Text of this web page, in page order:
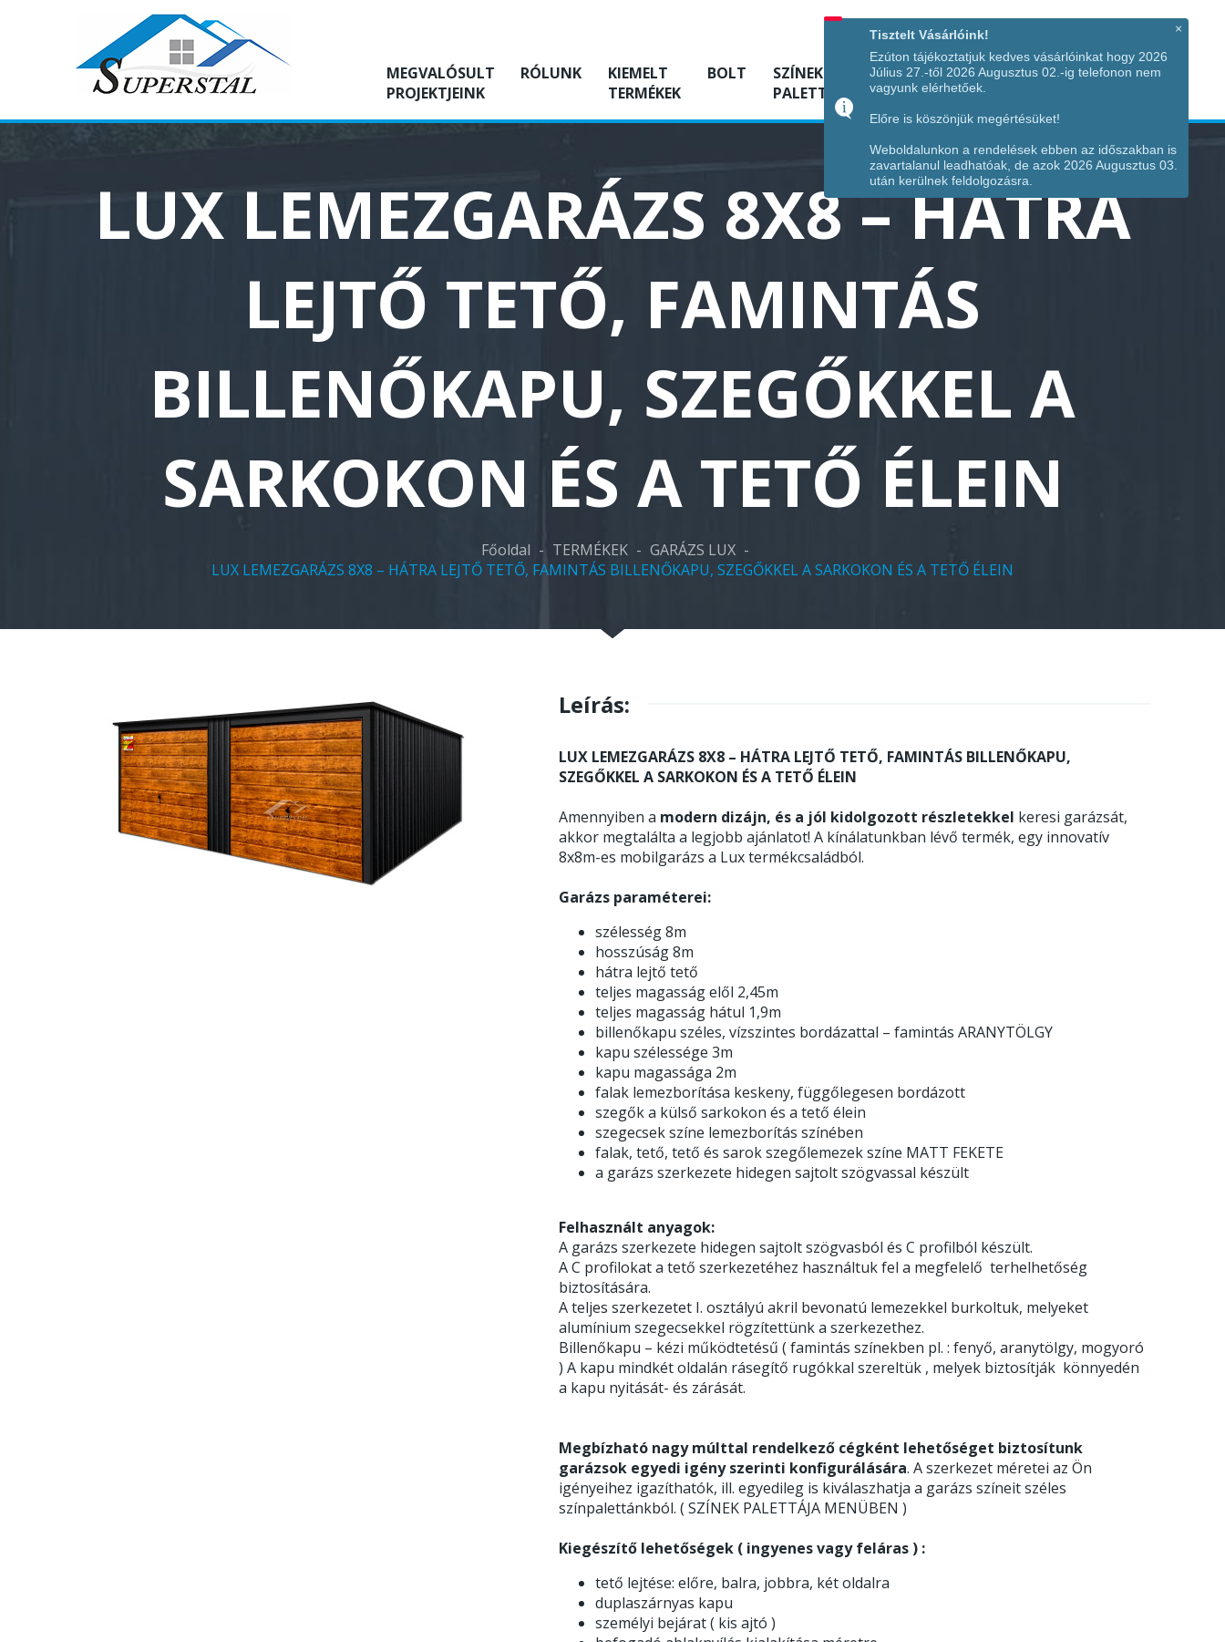
Hívjon minket!
MEGVALÓSULT
PROJEKTJEINK
RÓLUNK
KIEMELT
TERMÉKEK
BOLT
SZÍNEK
PALETTÁJA
KÉPGALÉRIA INFÓ ELÉRHETŐSÉG
LUX LEMEZGARÁZS 8X8 – HÁTRA
LEJTŐ TETŐ, FAMINTÁS
BILLENŐKAPU, SZEGŐKKEL A
SARKOKON ÉS A TETŐ ÉLEIN
Főoldal - TERMÉKEK - GARÁZS LUX -
LUX LEMEZGARÁZS 8X8 – HÁTRA LEJTŐ TETŐ, FAMINTÁS BILLENŐKAPU, SZEGŐKKEL A SARKOKON ÉS A TETŐ ÉLEIN
Leírás:
LUX LEMEZGARÁZS 8X8 – HÁTRA LEJTŐ TETŐ, FAMINTÁS BILLENŐKAPU,
SZEGŐKKEL A SARKOKON ÉS A TETŐ ÉLEIN
Amennyiben a modern dizájn, és a jól kidolgozott részletekkel keresi garázsát,
akkor megtalálta a legjobb ajánlatot! A kínálatunkban lévő termék, egy innovatív
8x8m-es mobilgarázs a Lux termékcsaládból.
Garázs paraméterei:
szélesség 8m
hosszúság 8m
hátra lejtő tető
teljes magasság elől 2,45m
teljes magasság hátul 1,9m
billenőkapu széles, vízszintes bordázattal – famintás ARANYTÖLGY
kapu szélessége 3m
kapu magassága 2m
falak lemezborítása keskeny, függőlegesen bordázott
szegők a külső sarkokon és a tető élein
szegecsek színe lemezborítás színében
falak, tető, tető és sarok szegőlemezek színe MATT FEKETE
a garázs szerkezete hidegen sajtolt szögvassal készült
Felhasznált anyagok:
A garázs szerkezete hidegen sajtolt szögvasból és C profilból készült.
A C profilokat a tető szerkezetéhez használtuk fel a megfelelő terhelhetőség
biztosítására.
A teljes szerkezetet I. osztályú akril bevonatú lemezekkel burkoltuk, melyeket
alumínium szegecsekkel rögzítettünk a szerkezethez.
Billenőkapu – kézi működtetésű ( famintás színekben pl. : fenyő, aranytölgy, mogyoró
) A kapu mindkét oldalán rásegítő rugókkal szereltük , melyek biztosítják könnyedén
a kapu nyitását- és zárását.
Megbízható nagy múlttal rendelkező cégként lehetőséget biztosítunk
garázsok egyedi igény szerinti konfigurálására. A szerkezet méretei az Ön
igényeihez igazíthatók, ill. egyedileg is kiválaszhatja a garázs színeit széles
színpalettánkból. ( SZÍNEK PALETTÁJA MENÜBEN )
Kiegészítő lehetőségek ( ingyenes vagy feláras ) :
tető lejtése: előre, balra, jobbra, két oldalra
duplaszárnyas kapu
személyi bejárat ( kis ajtó )
×
Tisztelt Vásárlóink!
Ezúton tájékoztatjuk kedves vásárlóinkat hogy 2026
Július 27.-től 2026 Augusztus 02.-ig telefonon nem
vagyunk elérhetőek.
Előre is köszönjük megértésüket!
Weboldalunkon a rendelések ebben az időszakban is
zavartalanul leadhatóak, de azok 2026 Augusztus 03.
után kerülnek feldolgozásra.